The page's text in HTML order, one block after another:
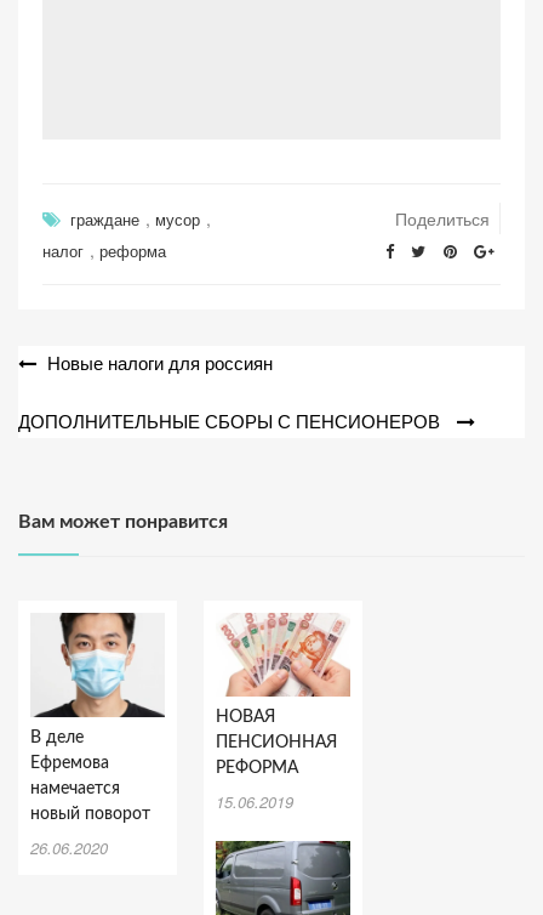
граждане , мусор ,
налог , реформа
Поделиться
Навигация
записям
Новые налоги для россиян
ДОПОЛНИТЕЛЬНЫЕ СБОРЫ С ПЕНСИОНЕРОВ
Вам может понравится
В деле
Ефремова
намечается
новый поворот
26.06.2020
НОВАЯ
ПЕНСИОННАЯ
РЕФОРМА
15.06.2019